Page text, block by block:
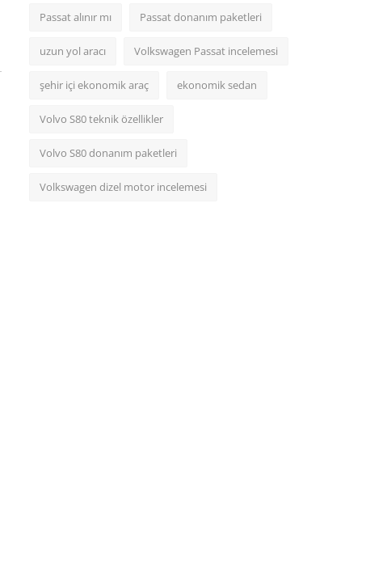
Passat alınır mı Passat donanım paketleri
uzun yol aracı Volkswagen Passat incelemesi
şehir içi ekonomik araç ekonomik sedan
Volvo S80 teknik özellikler
Volvo S80 donanım paketleri
Volkswagen dizel motor incelemesi